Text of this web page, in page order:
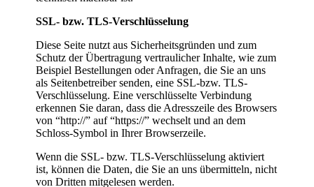
SSL- bzw. TLS-Verschlüsselung
Diese Seite nutzt aus Sicherheitsgründen und zum
Schutz der Übertragung vertraulicher Inhalte, wie zum
Beispiel Bestellungen oder Anfragen, die Sie an uns
als Seitenbetreiber senden, eine SSL-bzw. TLS-
Verschlüsselung. Eine verschlüsselte Verbindung
erkennen Sie daran, dass die Adresszeile des Browsers
von “http://” auf “https://” wechselt und an dem
Schloss-Symbol in Ihrer Browserzeile.
Wenn die SSL- bzw. TLS-Verschlüsselung aktiviert
ist, können die Daten, die Sie an uns übermitteln, nicht
von Dritten mitgelesen werden.